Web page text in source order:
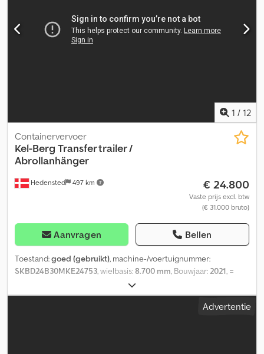
275/70 R 22.5 Achterbanden: 275/70 R 22.5 Aanvullende informatie
Neem contact op met Lastas Sales voor meer informatie.
1 / 12
Hedensted 497 km
Containervervoer
Kel-Berg Transfer trailer /
Abrollanhänger
€ 24.800
Vaste prijs excl. btw
(€ 31.000 bruto)
Aanvragen Bellen
Toestand:goed (gebruikt), machine-/voertuignummer:
SKBD24B30MKE24753 , wielbasis:8.700 mm , Bouwjaar: 2021 , =
Extra opties en accessoires = Djdpfx Akezp Uufjhskr - Luchtvering
achter - Luchtvering voor = Aanvullende informatie =
Laadvermogen: 18.880 kg Maximaal toegestaan gewicht: 5.120 kg
Advertentie